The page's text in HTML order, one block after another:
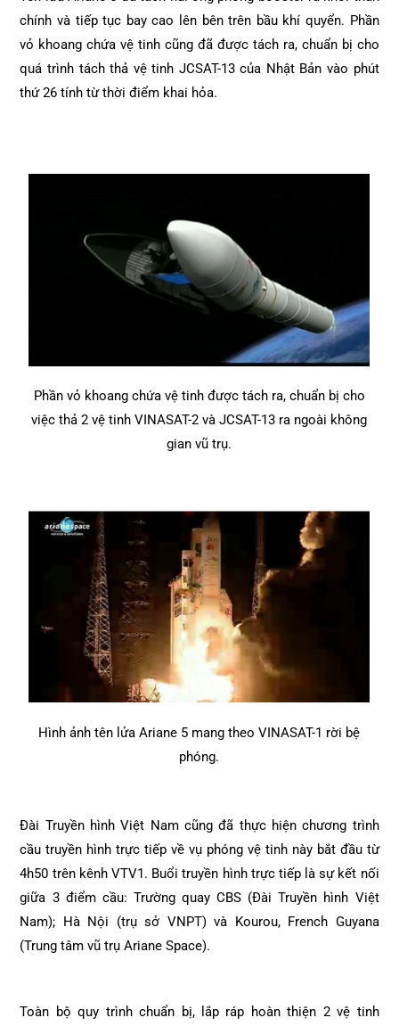
chính và tiếp tục bay cao lên bên trên bầu khí quyển. Phần
vỏ khoang chứa vệ tinh cũng đã được tách ra, chuẩn bị cho
quá trình tách thả vệ tinh JCSAT-13 của Nhật Bản vào phút
thứ 26 tính từ thời điểm khai hỏa.
Phần vỏ khoang chứa vệ tinh được tách ra, chuẩn bị cho
việc thả 2 vệ tinh VINASAT-2 và JCSAT-13 ra ngoài không
gian vũ trụ.
Hình ảnh tên lửa Ariane 5 mang theo VINASAT-1 rời bệ
phóng.
Đài Truyền hình Việt Nam cũng đã thực hiện chương trình
cầu truyền hình trực tiếp về vụ phóng vệ tinh này bắt đầu từ
4h50 trên kênh VTV1. Buổi truyền hình trực tiếp là sự kết nối
giữa 3 điểm cầu: Trường quay CBS (Đài Truyền hình Việt
Nam); Hà Nội (trụ sở VNPT) và Kourou, French Guyana
(Trung tâm vũ trụ Ariane Space).
Toàn bộ quy trình chuẩn bị, lắp ráp hoàn thiện 2 vệ tinh